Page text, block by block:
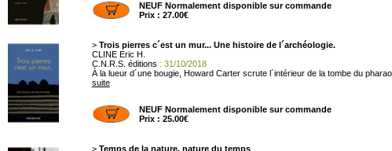
NEUF Normalement disponible sur commande
Prix : 27.00€
> Trois pierres c´est un mur... Une histoire de l´archéologie.
CLINE Eric H.
C.N.R.S. éditions : 31/10/2018
À la lueur d´une bougie, Howard Carter scrute l´intérieur de la tombe du
suite
NEUF Normalement disponible sur commande
Prix : 25.00€
> Temps de la nature, nature du temps